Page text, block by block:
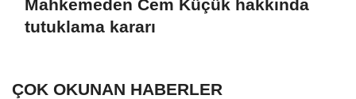
Mahkemeden Cem Küçük hakkında
tutuklama kararı
ÇOK OKUNAN HABERLER